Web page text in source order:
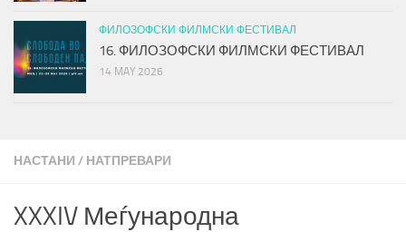
НАСТАНИ / НАТПРЕВАРИ
XXXIV Меѓународна
ФИЛОЗОФСКИ ФИЛМСКИ ФЕСТИВАЛ
16. ФИЛОЗОФСКИ ФИЛМСКИ ФЕСТИВАЛ
14 MAY 2026